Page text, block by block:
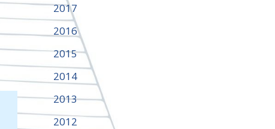
2017
2016
2015
2014
2013
2012